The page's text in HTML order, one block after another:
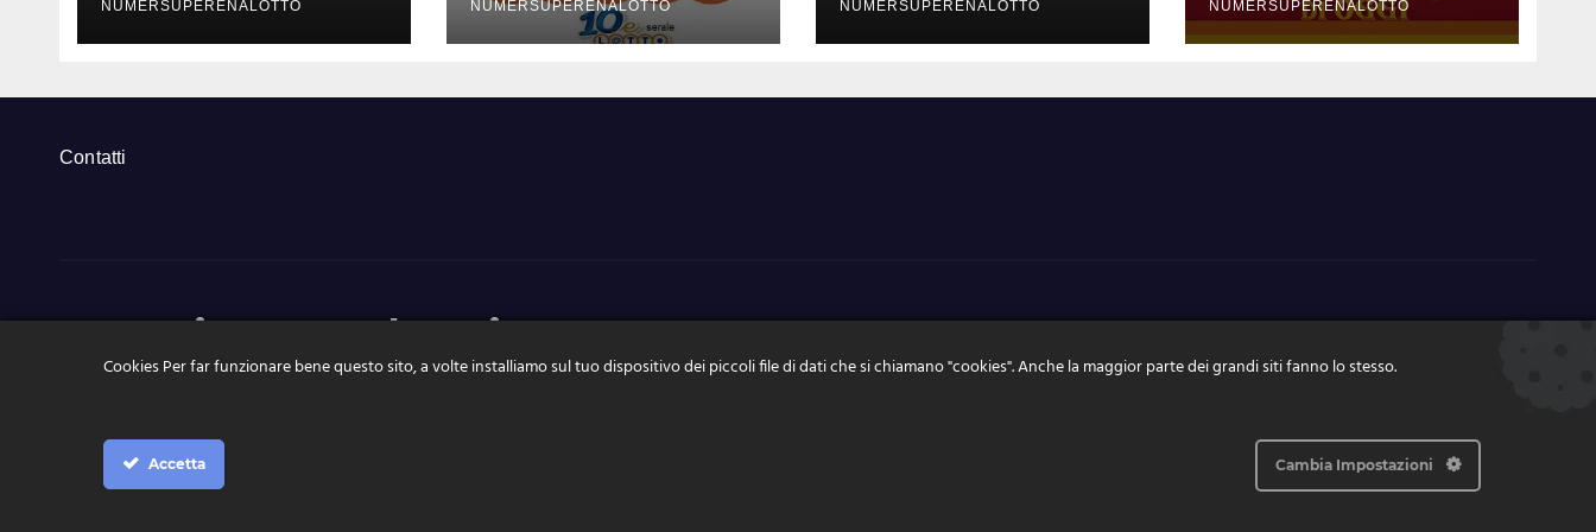
2024
NUMERSUPERENALOTTO
2024
NUMERSUPERENALOTTO
2024
NUMERSUPERENALOTTO
2024 numeri
vincenti e quote
NUMERSUPERENALOTTO
Contatti
NumeriSuperEnalotto.it
Tutte le news, le estrazioni, pronostici a portata di click
Cookies Per far funzionare bene questo sito, a volte installiamo sul tuo dispositivo dei piccoli file di dati che si chiamano "cookies". Anche la maggior parte dei grandi siti fanno lo stesso.
Accetta Cambia Impostazioni